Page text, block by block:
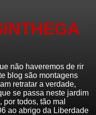
não haveremos de rir
blog são montagens
retratar a verdade,
se passa neste jardim
por todos, tão mal
ao abrigo da Liberdade